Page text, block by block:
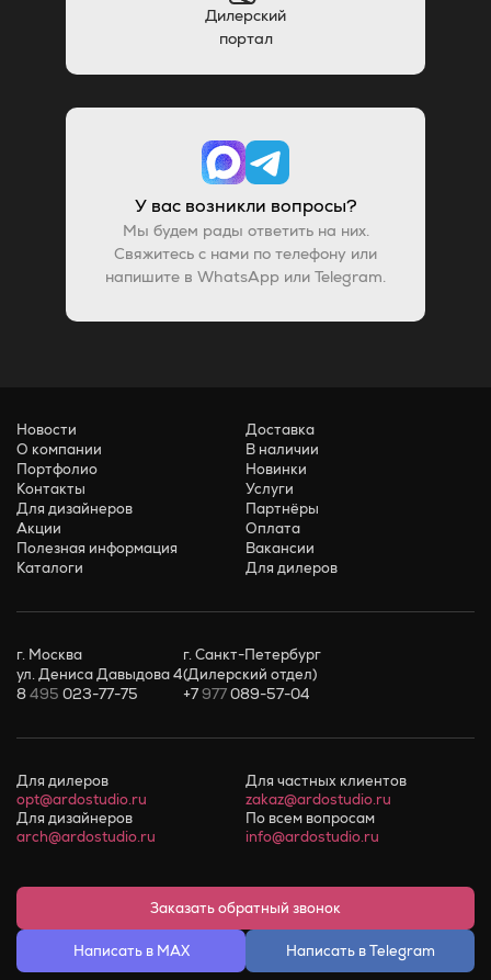
Дилерский
портал
У вас возникли вопросы?
Мы будем рады ответить на них.
Свяжитесь с нами по телефону или
напишите в WhatsApp или Telegram.
Новости
О компании
Портфолио
Контакты
Для дизайнеров
Акции
Полезная информация
Каталоги
Доставка
В наличии
Новинки
Услуги
Партнёры
Оплата
Вакансии
Для дилеров
г. Москва
ул. Дениса Давыдова 4
8495 023-77-75
г. Санкт-Петербург
(Дилерский отдел)
+7977089-57-04
Для дилеров
opt@ardostudio.ru
Для частных клиентов
zakaz@ardostudio.ru
Для дизайнеров
arch@ardostudio.ru
По всем вопросам
info@ardostudio.ru
Заказать обратный звонок
Написать в MAX Написать в Telegram